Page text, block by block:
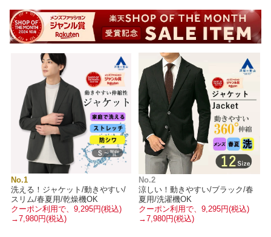
No.1
洗える！ジャケット/動きやすい/
スリム/春夏用/乾燥機OK
クーポン利用で、9,295円(税込)
→7,980円(税込)
No.2
涼しい！動きやすい/ブラック/春
夏用/洗濯機OK
クーポン利用で、9,295円(税込)
→7,980円(税込)